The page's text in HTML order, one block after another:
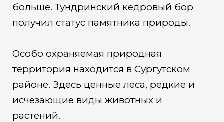
больше. Тундринский кедровый бор
получил статус памятника природы.
Особо охраняемая природная
территория находится в Сургутском
районе. Здесь ценные леса, редкие и
исчезающие виды животных и
растений.